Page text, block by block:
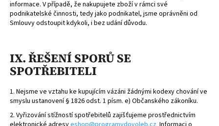
informace. V případě, že nakupujete zboží v rámci své
podnikatelské činnosti, tedy jako podnikatel, jsme oprávněni od
Smlouvy odstoupit kdykoli, i bez udání důvodu.
IX. ŘEŠENÍ SPORŮ SE
SPOTŘEBITELI
1. Nejsme ve vztahu ke kupujícím vázáni žádnými kodexy chování ve
smyslu ustanovení § 1826 odst. 1 písm. e) Občanského zákoníku.
2. Vyřizování stížností spotřebitelů zajišťujeme prostřednictvím